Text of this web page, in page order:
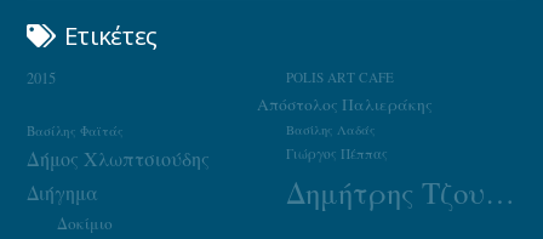
Ετικέτες
2015 POLIS ART CAFE
Απόστολος Παλιεράκης
Βασίλης Λαδάς
Βασίλης Φαϊτάς
Γιώργος Πέππας
Δήμος Χλωπτσιούδης
Δημήτρης Τζουμάκας
Διήγημα
Δοκίμιο